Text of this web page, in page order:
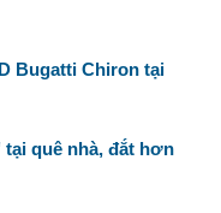
Bugatti Chiron tại
tại quê nhà, đắt hơn